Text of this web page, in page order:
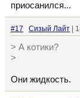
приосанился...
#17 Сизый Лайт |
> А котики?
>
Они жидкость.